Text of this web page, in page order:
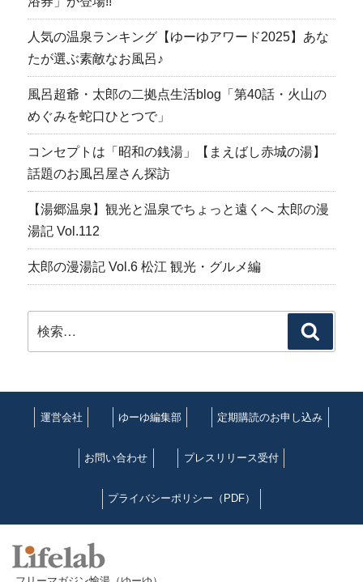
人気の温泉ランキング【ゆーゆアワード2025】あな
たが選ぶ素敵なお風呂♪
風呂超爺・太郎の二拠点生活blog「第40話・火山の
めぐみを蛇口ひとつで」
コンセプトは「昭和の銭湯」【まえばし赤城の湯】
話題のお風呂屋さん探訪
【湯郷温泉】観光と温泉でちょっと遠くへ 太郎の漫
湯記 Vol.112
太郎の漫湯記 Vol.6 松江 観光・グルメ編
索
運営会社 ゆーゆ編集部 定期購読のお申し込み
お問い合わせ プレスリリース受付
プライバシーポリシー（PDF）